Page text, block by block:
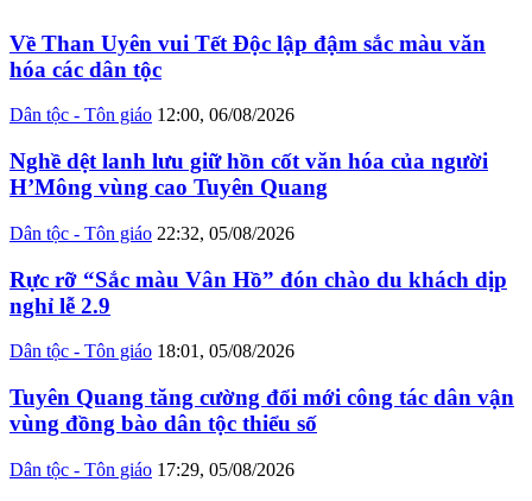
Về Than Uyên vui Tết Độc lập đậm sắc màu văn
hóa các dân tộc
Dân tộc - Tôn giáo 12:00, 06/08/2026
Nghề dệt lanh lưu giữ hồn cốt văn hóa của người
H’Mông vùng cao Tuyên Quang
Dân tộc - Tôn giáo 22:32, 05/08/2026
Rực rỡ “Sắc màu Vân Hồ” đón chào du khách dịp
nghỉ lễ 2.9
Dân tộc - Tôn giáo 18:01, 05/08/2026
Tuyên Quang tăng cường đổi mới công tác dân vận
vùng đồng bào dân tộc thiểu số
Dân tộc - Tôn giáo 17:29, 05/08/2026